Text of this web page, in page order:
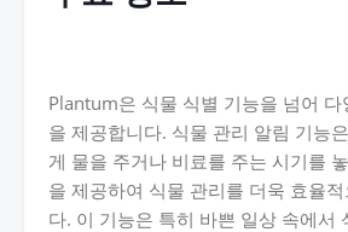
Plantum은 식물 식별 기능을 넘어 다
을 제공합니다. 식물 관리 알림 기능
게 물을 주거나 비료를 주는 시기를
을 제공하여 식물 관리를 더욱 효율
다. 이 기능은 특히 바쁜 일상 속에서